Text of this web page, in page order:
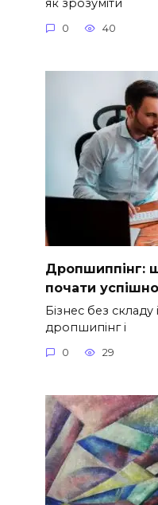
як зрозуміти
0 40
Дропшиппінг:
почати
Бізнес без
дропшипінг і
0 29